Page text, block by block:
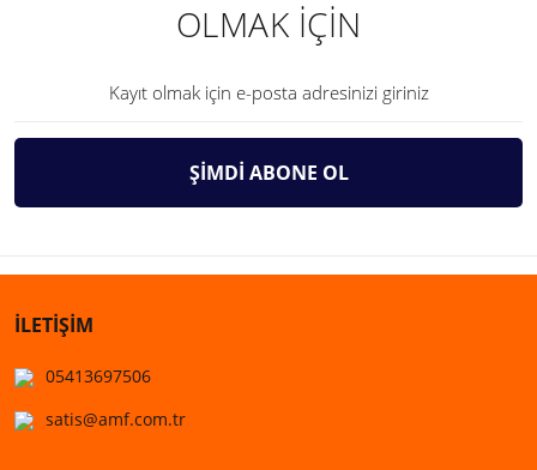
OLMAK İÇİN
ŞİMDİ ABONE OL
İLETİŞİM
05413697506
satis@amf.com.tr